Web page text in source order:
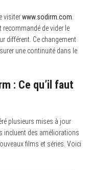
visiterwww.sodirm.com
recommandé de vider le
différent. Ce changement
une continuité dans le
: Ce qu’il faut
plusieurs mises à jour
incluent des améliorations
films et séries. Voici